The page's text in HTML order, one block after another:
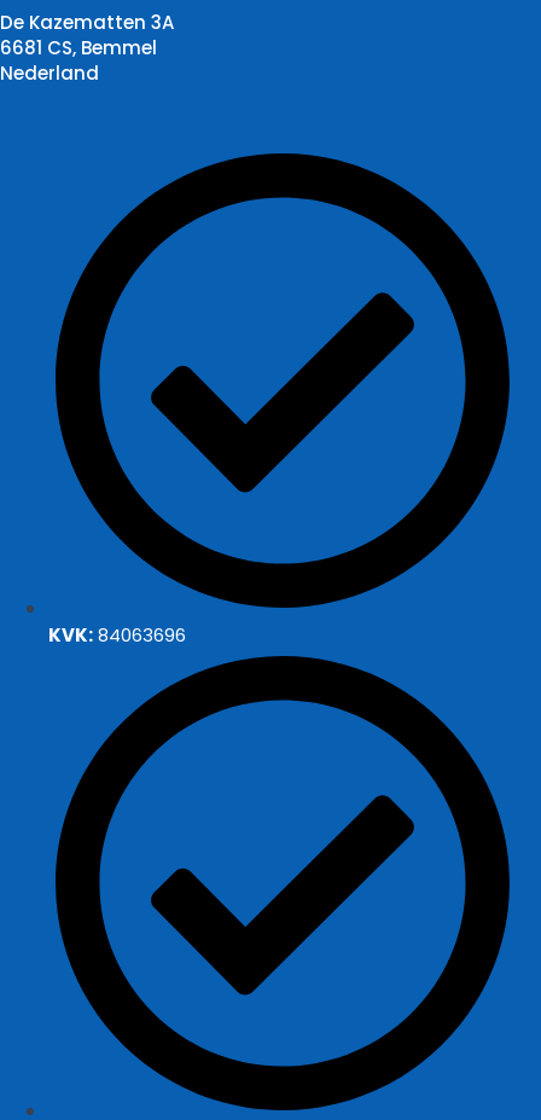
De Kazematten 3A
6681 CS, Bemmel
Nederland
KVK:84063696